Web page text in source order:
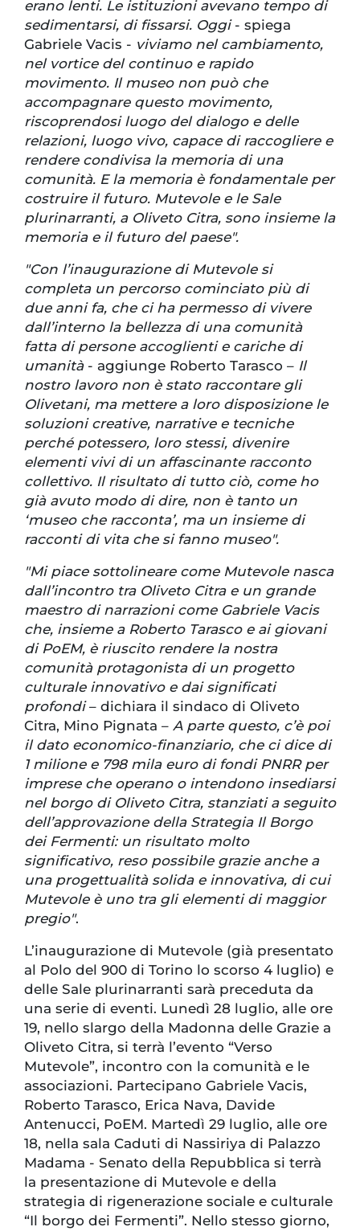
erano lenti. Le istituzioni avevano tempo di
sedimentarsi, di fissarsi. Oggi - spiega
Gabriele Vacis - viviamo nel cambiamento,
nel vortice del continuo e rapido
movimento. Il museo non può che
accompagnare questo movimento,
riscoprendosi luogo del dialogo e delle
relazioni, luogo vivo, capace di raccogliere e
rendere condivisa la memoria di una
comunità. E la memoria è fondamentale per
costruire il futuro. Mutevole e le Sale
plurinarranti, a Oliveto Citra, sono insieme la
memoria e il futuro del paese".
"Con l’inaugurazione di Mutevole si
completa un percorso cominciato più di
due anni fa, che ci ha permesso di vivere
dall’interno la bellezza di una comunità
fatta di persone accoglienti e cariche di
umanità- aggiunge Roberto Tarasco – Il
nostro lavoro non è stato raccontare gli
Olivetani, ma mettere a loro disposizione le
soluzioni creative, narrative e tecniche
perché potessero, loro stessi, divenire
elementi vivi di un affascinante racconto
collettivo. Il risultato di tutto ciò, come ho
già avuto modo di dire, non è tanto un
‘museo che racconta’, ma un insieme di
racconti di vita che si fanno museo".
"Mi piace sottolineare come Mutevole nasca
dall’incontro tra Oliveto Citra e un grande
maestro di narrazioni come Gabriele Vacis
che, insieme a Roberto Tarasco e ai giovani
di PoEM, è riuscito rendere la nostra
comunità protagonista di un progetto
culturale innovativo e dai significati
profondi– dichiara il sindaco di Oliveto
Citra, Mino Pignata – A parte questo, c’è poi
il dato economico-finanziario, che ci dice di
1 milione e 798 mila euro di fondi PNRR per
imprese che operano o intendono insediarsi
nel borgo di Oliveto Citra, stanziati a seguito
dell’approvazione della Strategia Il Borgo
dei Fermenti: un risultato molto
significativo, reso possibile grazie anche a
una progettualità solida e innovativa, di cui
Mutevole è uno tra gli elementi di maggior
pregio".
L’inaugurazione di Mutevole (già presentato
al Polo del 900 di Torino lo scorso 4 luglio) e
delle Sale plurinarranti sarà preceduta da
una serie di eventi. Lunedì 28 luglio, alle ore
19, nello slargo della Madonna delle Grazie a
Oliveto Citra, si terrà l’evento “Verso
Mutevole”, incontro con la comunità e le
associazioni. Partecipano Gabriele Vacis,
Roberto Tarasco, Erica Nava, Davide
Antenucci, PoEM. Martedì 29 luglio, alle ore
18, nella sala Caduti di Nassiriya di Palazzo
Madama - Senato della Repubblica si terrà
la presentazione di Mutevole e della
strategia di rigenerazione sociale e culturale
“Il borgo dei Fermenti”. Nello stesso giorno,